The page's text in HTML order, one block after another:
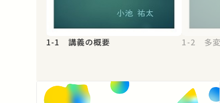
1-1 講義の概要 1-2 多変